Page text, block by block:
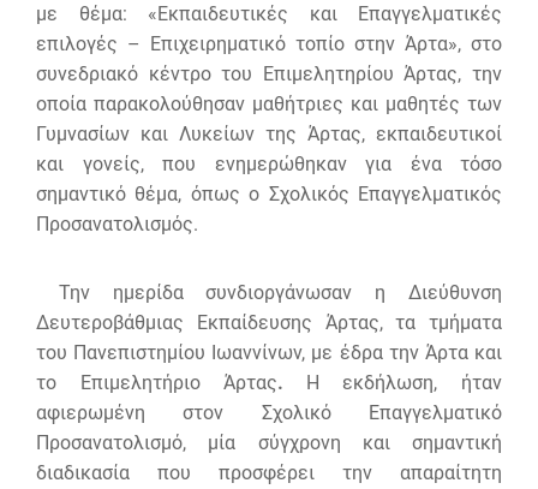
με θέμα: «Εκπαιδευτικές και Επαγγελματικές
επιλογές – Επιχειρηματικό τοπίο στην Άρτα», στο
συνεδριακό κέντρο του Επιμελητηρίου Άρτας, την
οποία παρακολούθησαν μαθήτριες και μαθητές των
Γυμνασίων και Λυκείων της Άρτας, εκπαιδευτικοί
και γονείς, που ενημερώθηκαν για ένα τόσο
σημαντικό θέμα, όπως ο Σχολικός Επαγγελματικός
Προσανατολισμός.
Την ημερίδα συνδιοργάνωσαν η Διεύθυνση
Δευτεροβάθμιας Εκπαίδευσης Άρτας, τα τμήματα
του Πανεπιστημίου Ιωαννίνων, με έδρα την Άρτα και
το Επιμελητήριο Άρτας. Η εκδήλωση, ήταν
αφιερωμένη στον Σχολικό Επαγγελματικό
Προσανατολισμό, μία σύγχρονη και σημαντική
διαδικασία που προσφέρει την απαραίτητη